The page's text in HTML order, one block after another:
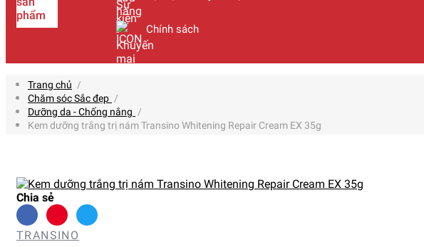
phẩm
Chính sách
Trang chủ /
Chăm sóc Sắc đẹp /
Dưỡng da - Chống nắng /
Kem dưỡng trắng trị nám Transino Whitening Repair Cream EX 35g
Chia sẻ
TRANSINO